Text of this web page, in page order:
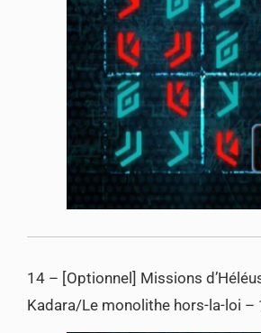
14 – [Optionnel] Missions
Kadara/Le monolithe hors-la-loi –